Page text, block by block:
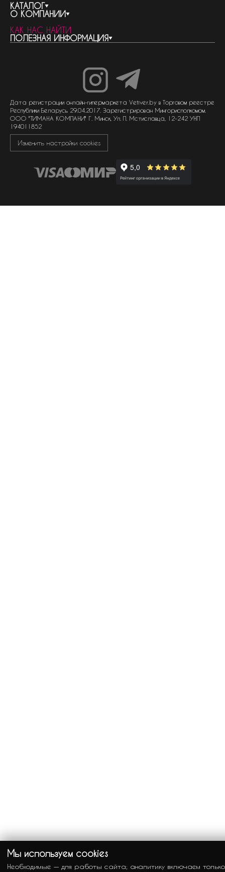
КАТАЛОГ
весь каталог
бренды
женская парфюмерия
мужская парфюмерия
унисекс парфюмерия
О КОМПАНИИ
контакты
о компании
доставка и оплата
КАК НАС НАЙТИ
ПОЛЕЗНАЯ ИНФОРМАЦИЯ
как совершить покупку
политика обработки персональных данных
политика обработки файлов cookie
Дата регистрации онлайн-гипермаркета Vetiver.by в Торговом реестре
Республики Беларусь 29.04.2017. Зарегистрирован Мингорисполкомом.
ООО "ТИМАНА КОМПАНИ" Г. Минск, Ул. П. Мстиславца, 12-242 УНП
194011852
Изменить настройки cookies
Мы используем cookies
Необходимые — для работы сайта; аналитику включаем